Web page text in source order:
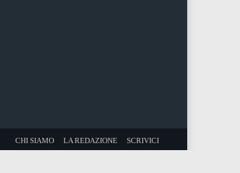
CHI SIAMO LA REDAZIONE SCRIVICI